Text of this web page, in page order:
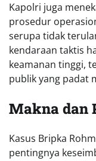
Kapolri juga
prosedur
serupa tidak
kendaraan taktis
keamanan tinggi,
publik yang padat
Makna dan
Kasus Bripka
pentingnya